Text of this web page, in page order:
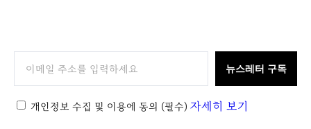
C
뉴스레터 구독
개인정보 수집 및 이용에 동의 (필수) 자세히 보기